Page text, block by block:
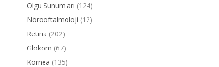
Olgu Sunumları (124)
Nörooftalmoloji (12)
Retina (202)
Glokom (67)
Kornea (135)